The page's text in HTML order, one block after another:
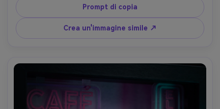
bianco-su-bianco stratificato ritaglio, luce superiore
morbida che crea delicato rilievo ombra, spazio negativo
pulito, ritratto centrato 4:5, bordi tagliati di precisione,
sensazione di visualizzazione del museo, obiettivo da 85
Prompt di copia
Crea un'immagine simile ↗